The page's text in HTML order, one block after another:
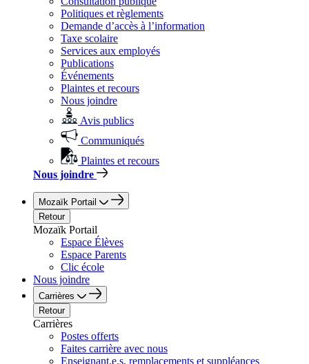
Politiques et règlements
Demande d’accès à l’information
Taxe scolaire
Services aux employés
Publications
Événements
Plaintes et recours
Nous joindre
Avis publics
Communiqués
Plaintes et recours
Nous joindre
Mozaïk Portail
Retour
Mozaïk Portail
Espace Élèves
Espace Parents
Clic école
Nous joindre
Carrières
Retour
Carrières
Postes offerts
Faites carrière avec nous
Enseignant.e.s, remplacements et suppléances